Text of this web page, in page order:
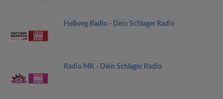
Hellweg Radio - Dein Schlager Radio
Radio MK - Dein Schlager Radio